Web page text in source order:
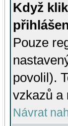
Když
Pouze
povolil).
vzkazů a
Návrat